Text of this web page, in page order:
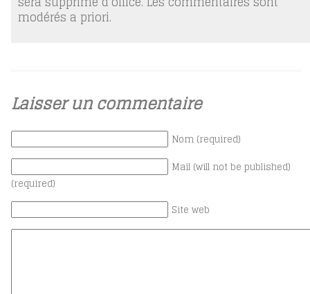
modérés a priori.
Laisser un commentaire
Nom (required)
Mail (will not be published)
(required)
Site web